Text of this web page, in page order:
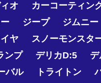
オ カーコーティン
ジープ ジムニー
ヤ スノーモンスタ
ンプ デリカD:5
バル トライトン